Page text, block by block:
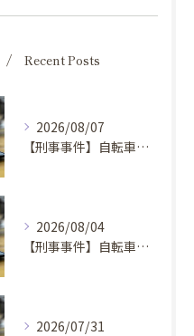
Recent Posts
2026/08/07
【刑事事件】自転車窃盗事件の弁護士を選ぶ基準①
2026/08/04
【刑事事件】自転車窃盗で弁護士に依頼するべき場合の理由④
2026/07/31